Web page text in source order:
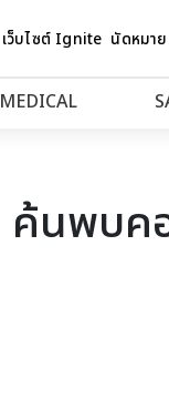
เว็บไซต์ Ignite นัดหมา
MEDICAL
ค้นพบค